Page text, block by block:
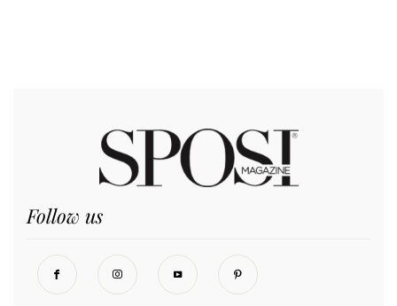
Follow us